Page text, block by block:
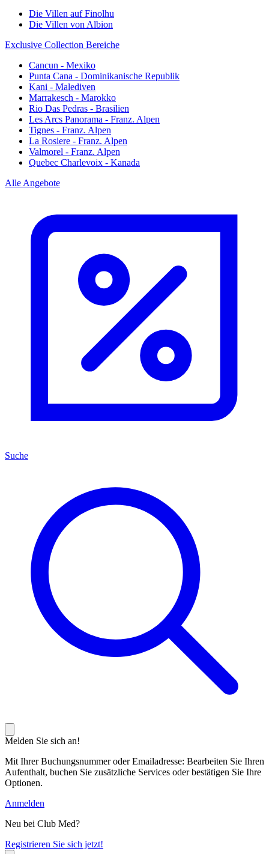
Die Villen auf Finolhu
Die Villen von Albion
Exclusive Collection Bereiche
Cancun - Mexiko
Punta Cana - Dominikanische Republik
Kani - Malediven
Marrakesch - Marokko
Rio Das Pedras - Brasilien
Les Arcs Panorama - Franz. Alpen
Tignes - Franz. Alpen
La Rosiere - Franz. Alpen
Valmorel - Franz. Alpen
Quebec Charlevoix - Kanada
Alle Angebote
Suche
Melden Sie sich an!
Mit Ihrer Buchungsnummer oder Emailadresse: Bearbeiten Sie Ihren
Aufenthalt, buchen Sie zusätzliche Services oder bestätigen Sie Ihre
Optionen.
Anmelden
Neu bei Club Med?
Registrieren Sie sich jetzt!